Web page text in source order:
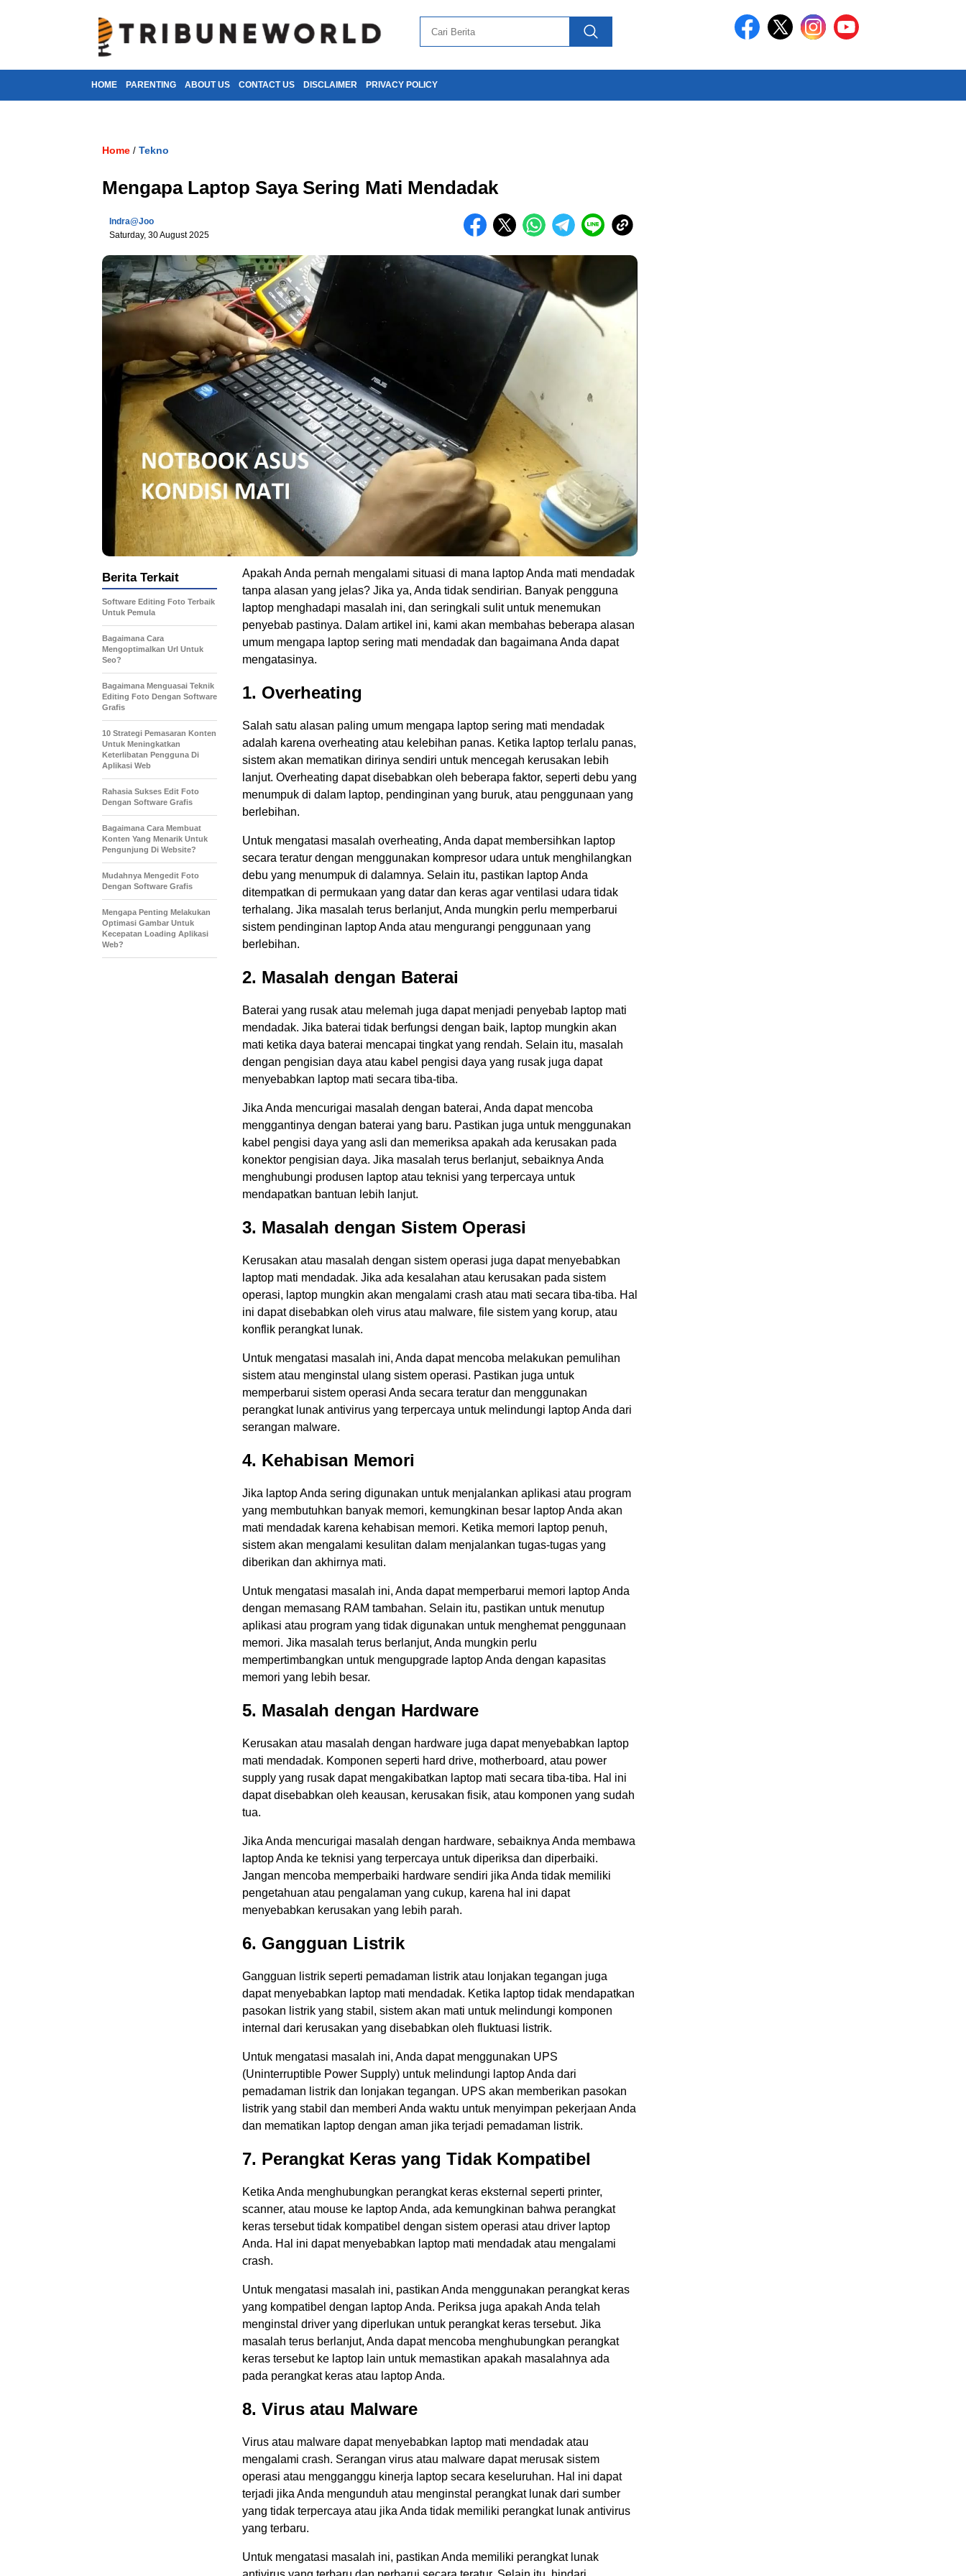
HOME PARENTING ABOUT US CONTACT US DISCLAIMER PRIVACY POLICY
Home / Tekno
Mengapa Laptop Saya Sering Mati Mendadak
Indra@joo
Saturday, 30 August 2025
Apakah Anda pernah mengalami situasi di mana laptop Anda mati mendadak
tanpa alasan yang jelas? Jika ya, Anda tidak sendirian. Banyak pengguna
laptop menghadapi masalah ini, dan seringkali sulit untuk menemukan
penyebab pastinya. Dalam artikel ini, kami akan membahas beberapa alasan
umum mengapa laptop sering mati mendadak dan bagaimana Anda dapat
mengatasinya.
1. Overheating
Salah satu alasan paling umum mengapa laptop sering mati mendadak
adalah karena overheating atau kelebihan panas. Ketika laptop terlalu panas,
sistem akan mematikan dirinya sendiri untuk mencegah kerusakan lebih
lanjut. Overheating dapat disebabkan oleh beberapa faktor, seperti debu yang
menumpuk di dalam laptop, pendinginan yang buruk, atau penggunaan yang
berlebihan.
Untuk mengatasi masalah overheating, Anda dapat membersihkan laptop
secara teratur dengan menggunakan kompresor udara untuk menghilangkan
debu yang menumpuk di dalamnya. Selain itu, pastikan laptop Anda
ditempatkan di permukaan yang datar dan keras agar ventilasi udara tidak
terhalang. Jika masalah terus berlanjut, Anda mungkin perlu memperbarui
sistem pendinginan laptop Anda atau mengurangi penggunaan yang
berlebihan.
2. Masalah dengan Baterai
Baterai yang rusak atau melemah juga dapat menjadi penyebab laptop mati
mendadak. Jika baterai tidak berfungsi dengan baik, laptop mungkin akan
mati ketika daya baterai mencapai tingkat yang rendah. Selain itu, masalah
dengan pengisian daya atau kabel pengisi daya yang rusak juga dapat
menyebabkan laptop mati secara tiba-tiba.
Jika Anda mencurigai masalah dengan baterai, Anda dapat mencoba
menggantinya dengan baterai yang baru. Pastikan juga untuk menggunakan
kabel pengisi daya yang asli dan memeriksa apakah ada kerusakan pada
konektor pengisian daya. Jika masalah terus berlanjut, sebaiknya Anda
menghubungi produsen laptop atau teknisi yang terpercaya untuk
mendapatkan bantuan lebih lanjut.
3. Masalah dengan Sistem Operasi
Kerusakan atau masalah dengan sistem operasi juga dapat menyebabkan
laptop mati mendadak. Jika ada kesalahan atau kerusakan pada sistem
operasi, laptop mungkin akan mengalami crash atau mati secara tiba-tiba. Hal
ini dapat disebabkan oleh virus atau malware, file sistem yang korup, atau
konflik perangkat lunak.
Untuk mengatasi masalah ini, Anda dapat mencoba melakukan pemulihan
sistem atau menginstal ulang sistem operasi. Pastikan juga untuk
memperbarui sistem operasi Anda secara teratur dan menggunakan
perangkat lunak antivirus yang terpercaya untuk melindungi laptop Anda dari
serangan malware.
4. Kehabisan Memori
Jika laptop Anda sering digunakan untuk menjalankan aplikasi atau program
yang membutuhkan banyak memori, kemungkinan besar laptop Anda akan
mati mendadak karena kehabisan memori. Ketika memori laptop penuh,
sistem akan mengalami kesulitan dalam menjalankan tugas-tugas yang
diberikan dan akhirnya mati.
Untuk mengatasi masalah ini, Anda dapat memperbarui memori laptop Anda
dengan memasang RAM tambahan. Selain itu, pastikan untuk menutup
aplikasi atau program yang tidak digunakan untuk menghemat penggunaan
memori. Jika masalah terus berlanjut, Anda mungkin perlu
mempertimbangkan untuk mengupgrade laptop Anda dengan kapasitas
memori yang lebih besar.
5. Masalah dengan Hardware
Kerusakan atau masalah dengan hardware juga dapat menyebabkan laptop
mati mendadak. Komponen seperti hard drive, motherboard, atau power
supply yang rusak dapat mengakibatkan laptop mati secara tiba-tiba. Hal ini
dapat disebabkan oleh keausan, kerusakan fisik, atau komponen yang sudah
tua.
Jika Anda mencurigai masalah dengan hardware, sebaiknya Anda membawa
laptop Anda ke teknisi yang terpercaya untuk diperiksa dan diperbaiki.
Jangan mencoba memperbaiki hardware sendiri jika Anda tidak memiliki
pengetahuan atau pengalaman yang cukup, karena hal ini dapat
menyebabkan kerusakan yang lebih parah.
6. Gangguan Listrik
Gangguan listrik seperti pemadaman listrik atau lonjakan tegangan juga
dapat menyebabkan laptop mati mendadak. Ketika laptop tidak mendapatkan
pasokan listrik yang stabil, sistem akan mati untuk melindungi komponen
internal dari kerusakan yang disebabkan oleh fluktuasi listrik.
Untuk mengatasi masalah ini, Anda dapat menggunakan UPS
(Uninterruptible Power Supply) untuk melindungi laptop Anda dari
pemadaman listrik dan lonjakan tegangan. UPS akan memberikan pasokan
listrik yang stabil dan memberi Anda waktu untuk menyimpan pekerjaan Anda
dan mematikan laptop dengan aman jika terjadi pemadaman listrik.
7. Perangkat Keras yang Tidak Kompatibel
Ketika Anda menghubungkan perangkat keras eksternal seperti printer,
scanner, atau mouse ke laptop Anda, ada kemungkinan bahwa perangkat
keras tersebut tidak kompatibel dengan sistem operasi atau driver laptop
Anda. Hal ini dapat menyebabkan laptop mati mendadak atau mengalami
crash.
Untuk mengatasi masalah ini, pastikan Anda menggunakan perangkat keras
yang kompatibel dengan laptop Anda. Periksa juga apakah Anda telah
menginstal driver yang diperlukan untuk perangkat keras tersebut. Jika
masalah terus berlanjut, Anda dapat mencoba menghubungkan perangkat
keras tersebut ke laptop lain untuk memastikan apakah masalahnya ada
pada perangkat keras atau laptop Anda.
8. Virus atau Malware
Virus atau malware dapat menyebabkan laptop mati mendadak atau
mengalami crash. Serangan virus atau malware dapat merusak sistem
operasi atau mengganggu kinerja laptop secara keseluruhan. Hal ini dapat
terjadi jika Anda mengunduh atau menginstal perangkat lunak dari sumber
yang tidak terpercaya atau jika Anda tidak memiliki perangkat lunak antivirus
yang terbaru.
Untuk mengatasi masalah ini, pastikan Anda memiliki perangkat lunak
Berita Terkait
Software Editing Foto Terbaik
Untuk Pemula
Bagaimana Cara
Mengoptimalkan Url Untuk
Seo?
Bagaimana Menguasai Teknik
Editing Foto Dengan Software
Grafis
10 Strategi Pemasaran Konten
Untuk Meningkatkan
Keterlibatan Pengguna Di
Aplikasi Web
Rahasia Sukses Edit Foto
Dengan Software Grafis
Bagaimana Cara Membuat
Konten Yang Menarik Untuk
Pengunjung Di Website?
Mudahnya Mengedit Foto
Dengan Software Grafis
Mengapa Penting Melakukan
Optimasi Gambar Untuk
Kecepatan Loading Aplikasi
Web?